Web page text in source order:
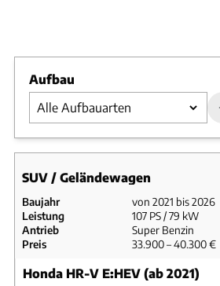
Aufbau
SUV / Geländewagen
Baujahr
von 2021 bis 2026
Leistung
107 PS / 79 kW
Antrieb
Super Benzin
Preis
33.900 – 40.300 €
Honda HR-V E:HEV (ab 2021)